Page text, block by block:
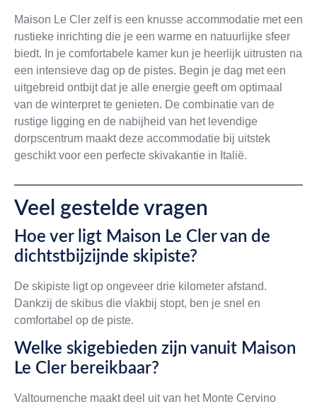
Maison Le Cler zelf is een knusse accommodatie met een
rustieke inrichting die je een warme en natuurlijke sfeer
biedt. In je comfortabele kamer kun je heerlijk uitrusten na
een intensieve dag op de pistes. Begin je dag met een
uitgebreid ontbijt dat je alle energie geeft om optimaal
van de winterpret te genieten. De combinatie van de
rustige ligging en de nabijheid van het levendige
dorpscentrum maakt deze accommodatie bij uitstek
geschikt voor een perfecte skivakantie in Italië.
Veel gestelde vragen
Hoe ver ligt Maison Le Cler van de
dichtstbijzijnde skipiste?
De skipiste ligt op ongeveer drie kilometer afstand.
Dankzij de skibus die vlakbij stopt, ben je snel en
comfortabel op de piste.
Welke skigebieden zijn vanuit Maison
Le Cler bereikbaar?
Valtournenche maakt deel uit van het Monte Cervino